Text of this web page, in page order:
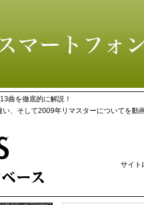
曲を徹底的に解説！
い、そして2009年リマスターについてを動
サイト